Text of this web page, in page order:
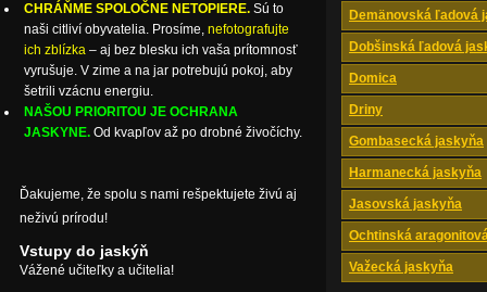
Demänovská ľadová
Dobšinská ľadová
Domica
Driny
Gombasecká jaskyňa
Harmanecká jaskyňa
Jasovská jaskyňa
Ochtinská
Važecká jaskyňa
CHRÁŇME SPOLOČNE NETOPIERE. Sú to
naši citliví obyvatelia. Prosíme, nefotografujte
ich zblízka – aj bez blesku ich vaša prítomnosť
vyrušuje. V zime a na jar potrebujú pokoj, aby
šetrili vzácnu energiu.
NAŠOU PRIORITOU JE OCHRANA
JASKYNE. Od kvapľov až po drobné živočíchy.
Ďakujeme, že spolu s nami rešpektujete živú aj
neživú prírodu!
Vstupy do jaskýň
Vážené učiteľky a učitelia!